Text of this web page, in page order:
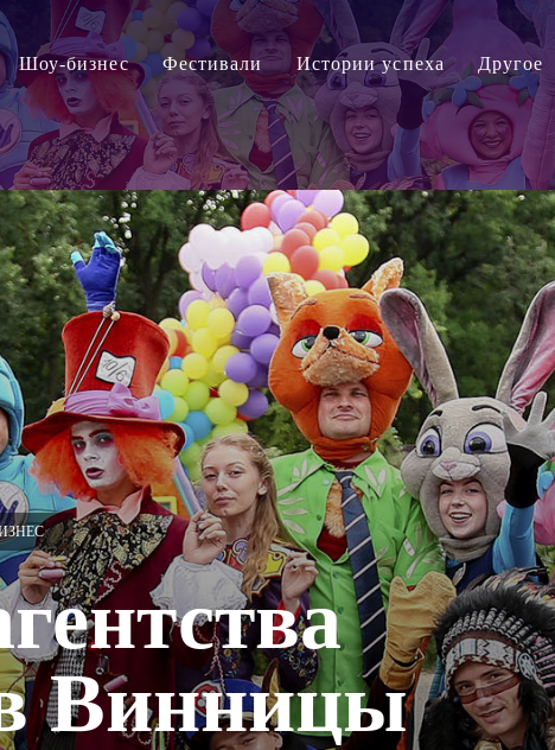
Шоу-бизнес Фестивали Истории успеха Другое
Винницы